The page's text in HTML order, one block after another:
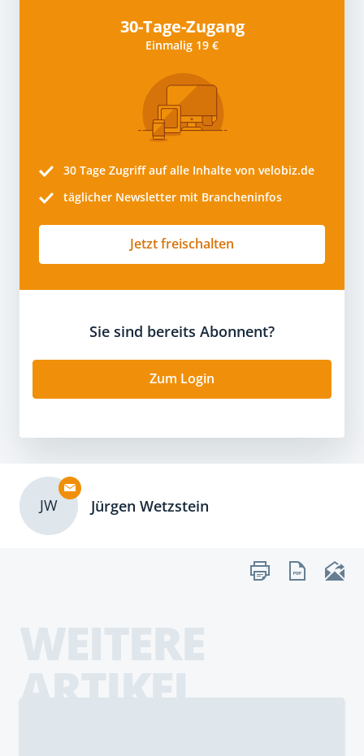
30-Tage-Zugang
Einmalig 19 €
30 Tage Zugriff auf alle Inhalte von velobiz.de
täglicher Newsletter mit Brancheninfos
Jetzt freischalten
Sie sind bereits Abonnent?
Zum Login
JW Jürgen Wetzstein